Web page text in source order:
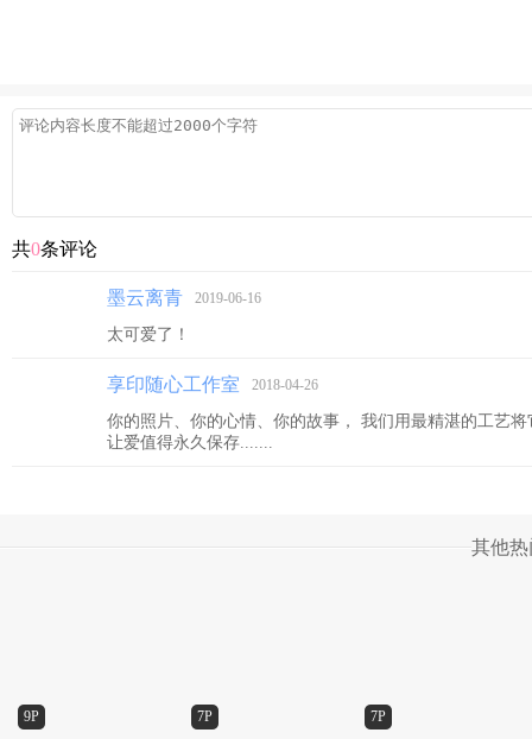
共0条评论
墨云离青 2019-06-16
太可爱了！
享印随心工作室 2018-04-26
你的照片、你的心情、你的故事， 我们用最精湛的工艺
让爱值得永久保存.......
其他
9P 7P 7P